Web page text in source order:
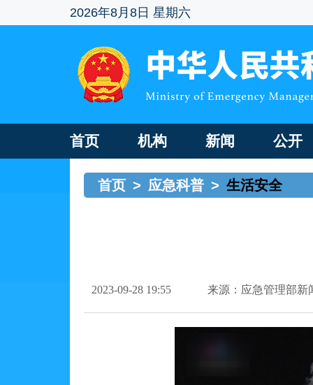
2026年8月8日 星期六
首页 机构 新闻 公开
首页 > 应急科普 > 生活安全
2023-09-28 19:55 来源：应急管理部新